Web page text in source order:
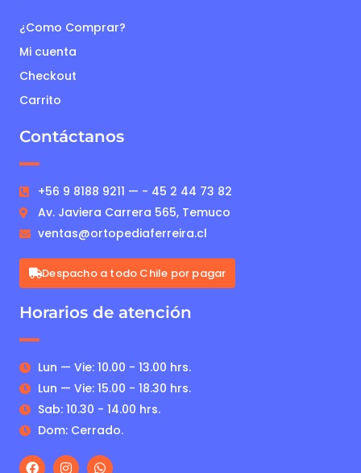
¿Como Comprar?
Mi cuenta
Checkout
Carrito
Contáctanos
+56 9 8188 9211 — - 45 2 44 73 82
Av. Javiera Carrera 565, Temuco
ventas@ortopediaferreira.cl
Despacho a todo Chile por pagar
Horarios de atención
Lun — Vie: 10.00 - 13.00 hrs.
Lun — Vie: 15.00 - 18.30 hrs.
Sab: 10.30 - 14.00 hrs.
Dom: Cerrado.